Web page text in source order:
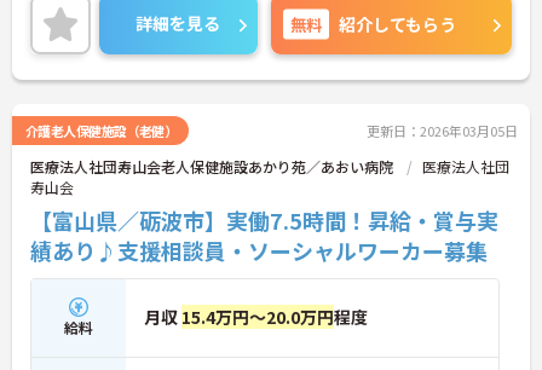
詳細を見る 無料 紹介してもらう
介護老人保健施設（老健） 更新日：2026年03月05日
医療法人社団寿山会老人保健施設あかり苑／あおい病院
医療法人社団
寿山会
【富山県／砺波市】実働7.5時間！昇給・賞与実
績あり♪支援相談員・ソーシャルワーカー募集
給料 月収 15.4万円～20.0万円程度